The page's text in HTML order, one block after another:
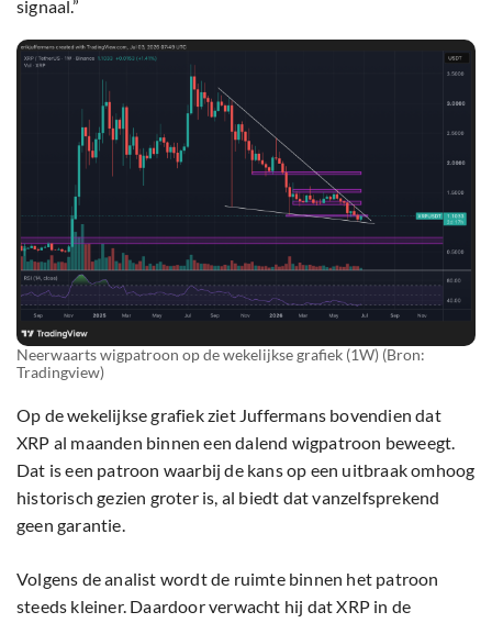
signaal.”
Neerwaarts wigpatroon op de wekelijkse grafiek (1W) (Bron:
Tradingview)
Op de wekelijkse grafiek ziet Juffermans bovendien dat
XRP al maanden binnen een dalend wigpatroon beweegt.
Dat is een patroon waarbij de kans op een uitbraak omhoog
historisch gezien groter is, al biedt dat vanzelfsprekend
geen garantie.
Volgens de analist wordt de ruimte binnen het patroon
steeds kleiner. Daardoor verwacht hij dat XRP in de